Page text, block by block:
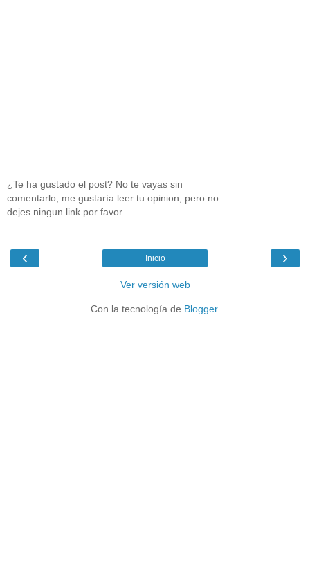
¿Te ha gustado el post? No te vayas sin
comentarlo, me gustaría leer tu opinion, pero no
dejes ningun link por favor.
‹ ›
Inicio
Ver versión web
Con la tecnología de Blogger.